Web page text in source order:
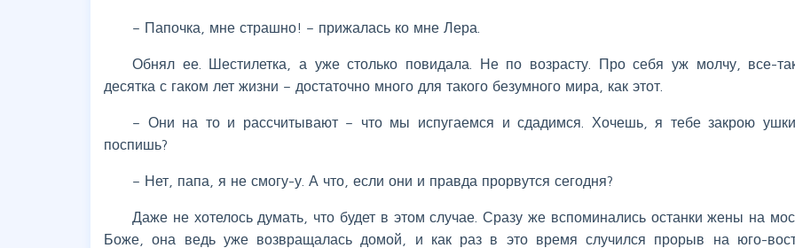
– Папочка, мне страшно! – прижалась ко мне Лера.
Обнял ее. Шестилетка, а уже столько повидала. Не по возрасту. Про себя уж молчу, все-
десятка с гаком лет жизни – достаточно много для такого безумного мира, как этот.
– Они на то и рассчитывают – что мы испугаемся и сдадимся. Хочешь, я тебе закрою
поспишь?
– Нет, папа, я не смогу-у. А что, если они и правда прорвутся сегодня?
Даже не хотелось думать, что будет в этом случае. Сразу же вспоминались останки жены на
Боже, она ведь уже возвращалась домой, и как раз в это время случился прорыв на юго-